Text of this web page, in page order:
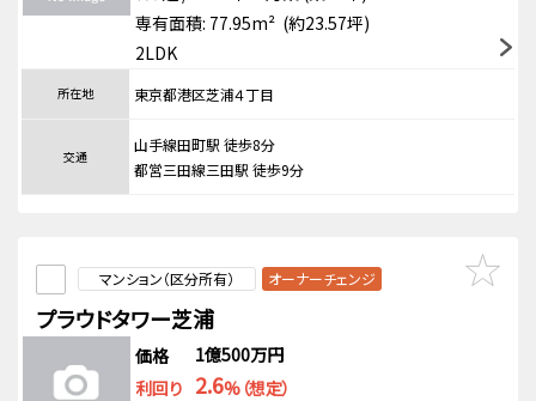
専有面積: 77.95m² (約23.57坪)
2LDK
所在地 東京都港区芝浦４丁目
交通
山手線田町駅 徒歩8分
都営三田線三田駅 徒歩9分
マンション（区分所有） オーナーチェンジ
プラウドタワー芝浦
価格
1億500万円
利回り 2.6%（想定）